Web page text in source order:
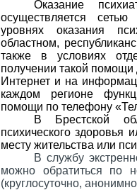
Оказание
осуществляется
уровнях оказания
областном,
также в условиях
получении такой
Интернет и на
каждом регионе
помощи по телефону
В Брестской
психического
месту жительства или
В службу
можно обратиться по
(круглосуточно,